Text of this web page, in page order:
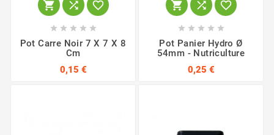
  
    
Pot Carre Noir 7 X 7 X 8
Cm
0,15 €
  
    
Pot Panier Hydro Ø
54mm - Nutriculture
0,25 €